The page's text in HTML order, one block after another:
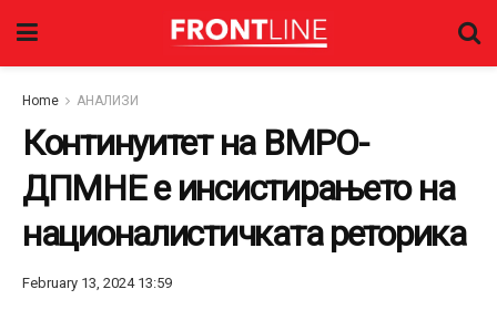
Home АНАЛИЗИ
Континуитет на ВМРО-
ДПМНЕ е инсистирањето на
националистичката реторика
February 13, 2024 13:59